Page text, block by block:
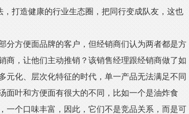
打造健康的行业生态圈，把同行变成队友，这也
方便面品牌的客户，但经销商们认为两者都是方
商，让他们主动推销？该销售经理跟经销商做了如
元化、层次化特征的时代，单一产品无法满足不同
面叶和方便面有很大的不同，比如一个是油炸食
一个口味丰富，因此，它们不是竞品关系，而是可